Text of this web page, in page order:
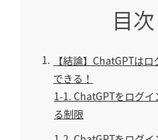
目次
1
【結論】ChatGPTは
できる！
1-1 ChatGPTをログ
る制限